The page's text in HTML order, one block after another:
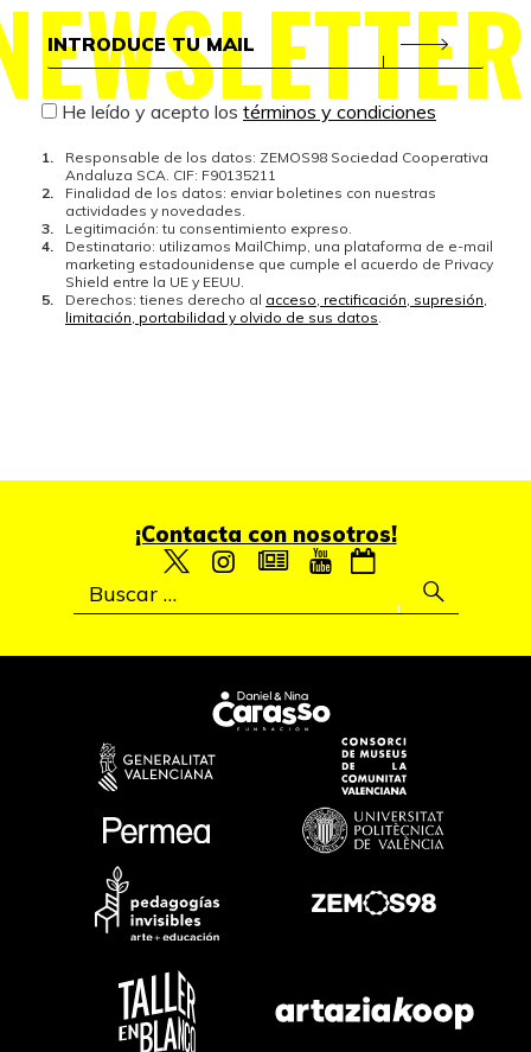
He leído y acepto los términos y condiciones
Responsable de los datos: ZEMOS98 Sociedad Cooperativa
Andaluza SCA. CIF: F90135211
Finalidad de los datos: enviar boletines con nuestras
actividades y novedades.
Legitimación: tu consentimiento expreso.
Destinatario: utilizamos MailChimp, una plataforma de e-mail
marketing estadounidense que cumple el acuerdo de Privacy
Shield entre la UE y EEUU.
Derechos: tienes derecho al acceso, rectificación, supresión,
limitación, portabilidad y olvido de sus datos
¡Contacta con nosotros!